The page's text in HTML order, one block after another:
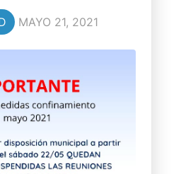
MAYO 21, 2021